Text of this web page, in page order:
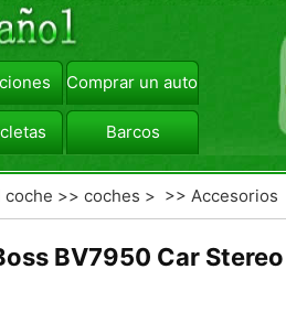
Comprar un automóvil
Barcos
coche >>coches > >>Accesorios
BV7950 Car Stereo